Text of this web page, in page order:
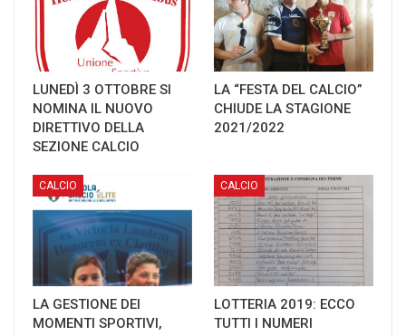
LUNEDÌ 3 OTTOBRE SI
NOMINA IL NUOVO
DIRETTIVO DELLA
SEZIONE CALCIO
LA “FESTA DEL CALCIO”
CHIUDE LA STAGIONE
2021/2022
CALCIO
LA GESTIONE DEI
MOMENTI SPORTIVI,
CALCIO
LOTTERIA 2019: ECCO
TUTTI I NUMERI